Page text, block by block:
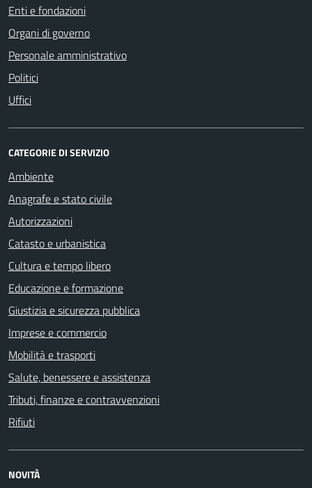
Enti e fondazioni
Organi di governo
Personale amministrativo
Politici
Uffici
CATEGORIE DI SERVIZIO
Ambiente
Anagrafe e stato civile
Autorizzazioni
Catasto e urbanistica
Cultura e tempo libero
Educazione e formazione
Giustizia e sicurezza pubblica
Imprese e commercio
Mobilità e trasporti
Salute, benessere e assistenza
Tributi, finanze e contravvenzioni
Rifiuti
NOVITÀ